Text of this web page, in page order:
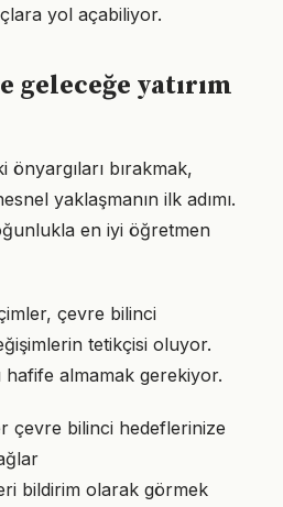
yol açabiliyor.
yatırım
önyargıları bırakmak,
yaklaşmanın ilk adımı.
en iyi öğretmen
çevre bilinci
tetikçisi oluyor.
hafife almamak gerekiyor.
çevre bilinci hedeflerinize
bildirim olarak görmek